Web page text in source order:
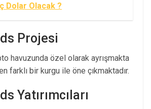
Dolar Olacak ?
Projesi
havuzunda özel olarak ayrışmakta
farklı bir kurgu ile öne çıkmaktadır.
Yatırımcıları